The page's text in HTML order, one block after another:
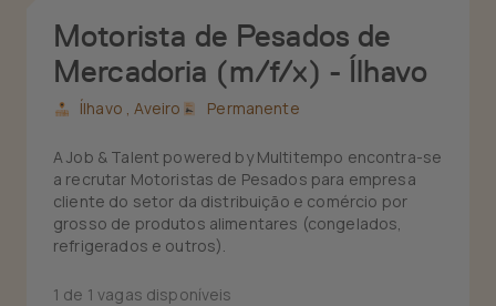
Motorista de Pesados de
Mercadoria (m/f/x) - Ílhavo
Ílhavo ,Aveiro Permanente
A Job & Talent powered by Multitempo encontra-se
a recrutar Motoristas de Pesados para empresa
cliente do setor da distribuição e comércio por
grosso de produtos alimentares (congelados,
refrigerados e outros).
1 de 1 vagas disponíveis